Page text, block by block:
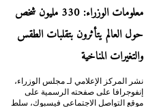
معلومات الوزراء: 330 مليون شخص
حول العالم يتأثرون بتقلبات الطقس
والتغيرات المناخية
نشر المركز الإعلامي لـ مجلس الوزراء،
إنفوجرافا على صفحته الرسمية على
موقع التواصل الاجتماعي فيسبوك، سلط